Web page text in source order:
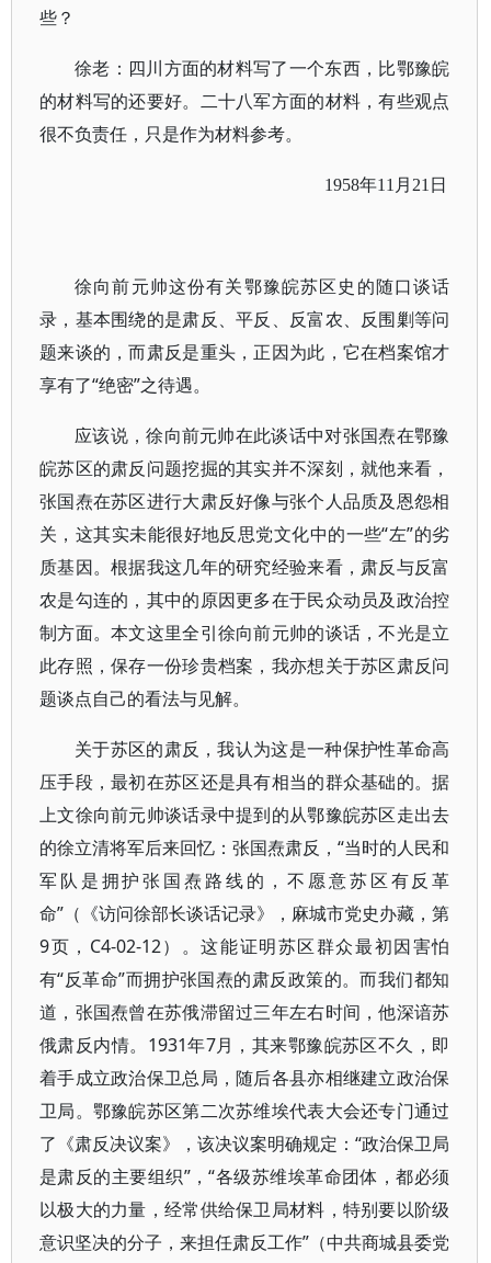
些？
徐老：四川方面的材料写了一个东西，比鄂豫皖
的材料写的还要好。二十八军方面的材料，有些观点
很不负责任，只是作为材料参考。
1958年11月21日
徐向前元帅这份有关鄂豫皖苏区史的随口谈话
录，基本围绕的是肃反、平反、反富农、反围剿等问
题来谈的，而肃反是重头，正因为此，它在档案馆才
享有了“绝密”之待遇。
应该说，徐向前元帅在此谈话中对张国焘在鄂豫
皖苏区的肃反问题挖掘的其实并不深刻，就他来看，
张国焘在苏区进行大肃反好像与张个人品质及恩怨相
关，这其实未能很好地反思党文化中的一些“左”的劣
质基因。根据我这几年的研究经验来看，肃反与反富
农是勾连的，其中的原因更多在于民众动员及政治控
制方面。本文这里全引徐向前元帅的谈话，不光是立
此存照，保存一份珍贵档案，我亦想关于苏区肃反问
题谈点自己的看法与见解。
关于苏区的肃反，我认为这是一种保护性革命高
压手段，最初在苏区还是具有相当的群众基础的。据
上文徐向前元帅谈话录中提到的从鄂豫皖苏区走出去
的徐立清将军后来回忆：张国焘肃反，“当时的人民和
军队是拥护张国焘路线的，不愿意苏区有反革
命”（《访问徐部长谈话记录》，麻城市党史办藏，第
9页，C4-02-12）。这能证明苏区群众最初因害怕
有“反革命”而拥护张国焘的肃反政策的。而我们都知
道，张国焘曾在苏俄滞留过三年左右时间，他深谙苏
俄肃反内情。1931年7月，其来鄂豫皖苏区不久，即
着手成立政治保卫总局，随后各县亦相继建立政治保
卫局。鄂豫皖苏区第二次苏维埃代表大会还专门通过
了《肃反决议案》，该决议案明确规定：“政治保卫局
是肃反的主要组织”，“各级苏维埃革命团体，都必须
以极大的力量，经常供给保卫局材料，特别要以阶级
意识坚决的分子，来担任肃反工作”（中共商城县委党